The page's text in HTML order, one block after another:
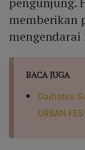
memberikan
BACA JUGA
Daihatsu
URBAN